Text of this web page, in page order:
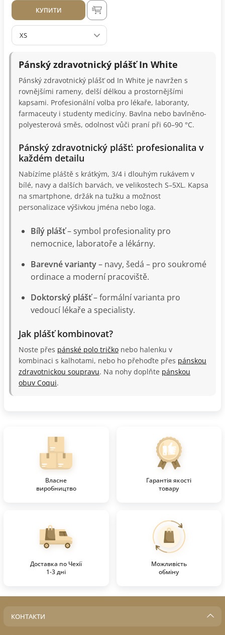
КУПИТИ
XS
Pánský zdravotnický plášť In White
Pánský zdravotnický plášť od In White je navržen s
rovnějšími rameny, delší délkou a prostornějšími
kapsami. Profesionální volba pro lékaře, laboranty,
farmaceuty i studenty medicíny. Bavlna nebo bavlněno-
polyesterová směs, odolnost vůči praní při 60–90 °C.
Pánský zdravotnický plášť: profesionalita v
každém detailu
Nabízíme pláště s krátkým, 3/4 i dlouhým rukávem v
bílé, navy a dalších barvách, ve velikostech S–5XL. Kapsa
na smartphone, držák na tužku a možnost
personalizace výšivkou jména nebo loga.
Bílý plášť– symbol profesionality pro
nemocnice, laboratoře a lékárny.
Barevné varianty– navy, šedá – pro soukromé
ordinace a moderní pracoviště.
Doktorský plášť– formální varianta pro
vedoucí lékaře a specialisty.
Jak plášť kombinovat?
Noste přes pánské polo tričko nebo halenku v
kombinaci s kalhotami, nebo ho přehoďte přes pánskou
zdravotnickou soupravu. Na nohy doplňte pánskou
obuv Coqui.
Власне
виробництво
Гарантія якості
товару
Доставка по Чехії
1-3 дні
Можливість
обміну
КОНТАКТИ